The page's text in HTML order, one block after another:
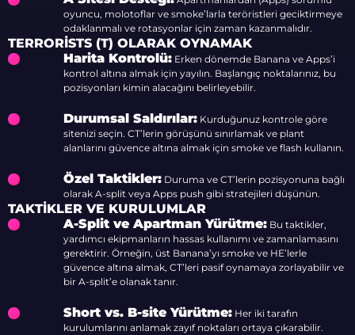
oyuncu, molotoflar ve smoke’larla teröristleri geciktirmeye
odaklanmalı ve rotasyonlar için zaman kazanmalıdır.
TERRORISTS (T) OLARAK OYNAMAK
Harita Kontrolü: Erken dönemde Banana ve Apps’i
kontrol altına almak için yayılın. Başlangıç noktalarınız, bu
pozisyonları kimin alacağını belirleyebilir.
Durumsal Saldırılar: Kurduğunuz kontrole göre
sitenizi seçin. CT’lerin görüşünü sınırlamak ve plant
alanlarını güvence altına almak için smoke ve flash kullanın.
Özel Taktikler: Duruma ve CT’lerin pozisyonuna bağlı
olarak A-split veya Apps push gibi stratejileri düşünün.
TAKTIKLER VE KURULUMLAR
A-Split ve Apartman Yürütme: Bu taktikler,
yardımcı ekipmanların hassas kullanımı ve zamanlamasını
gerektirir. Örneğin, üst Banana’yı smoke ve HE’lerle
güvence altına almak, CT’leri pasif oynamaya zorlayabilir ve
bir A-split’e olanak tanır.
Short vs. B-site Yürütme: Her iki tarafın
kurulumlarını anlamak zayıf noktaları ortaya çıkarabilir.